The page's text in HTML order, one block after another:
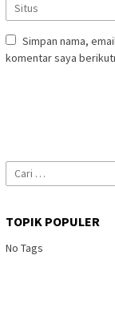
Simpan nama,
komentar saya
Cari
untuk:
TOPIK POPULER
No Tags